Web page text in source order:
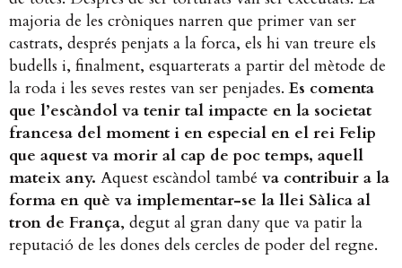
majoria de les cròniques narren que primer van ser
castrats, després penjats a la forca, els hi van treure els
budells i, finalment, esquarterats a partir del mètode de
la roda i les seves restes van ser penjades.Es comenta
que l’escàndol va tenir tal impacte en la societat
francesa del moment i en especial en el rei Felip
que aquest va morir al cap de poc temps, aquell
mateix any. Aquest escàndol també va contribuir a la
forma en què va implementar-se la llei Sàlica al
tron de França, degut al gran dany que va patir la
reputació de les dones dels cercles de poder del regne.